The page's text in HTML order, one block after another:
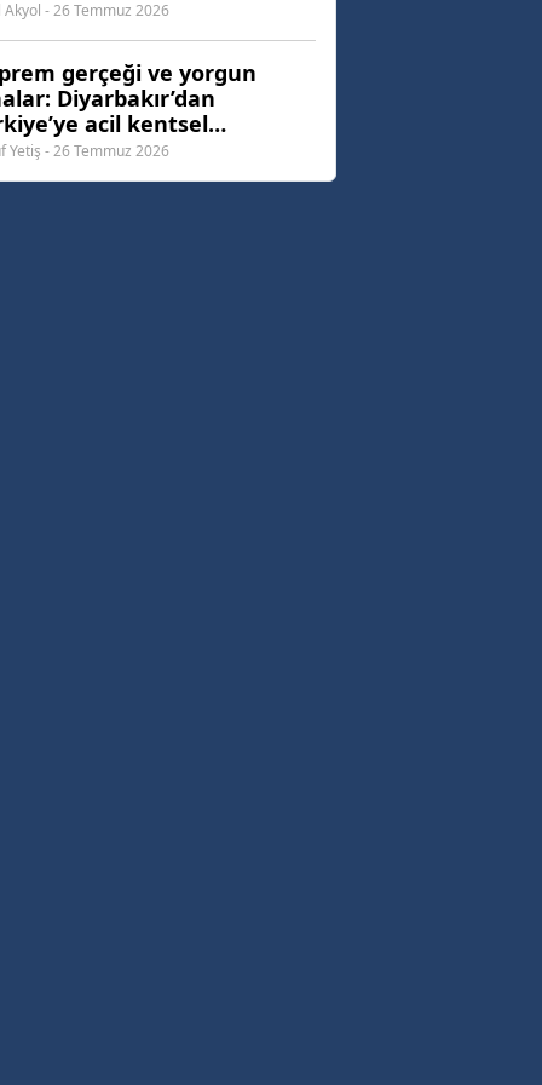
Akyol - 26 Temmuz 2026
gerçeği ve yorgun
Diyarbakır’dan
acil kentsel
çağrısı
Yetiş - 26 Temmuz 2026